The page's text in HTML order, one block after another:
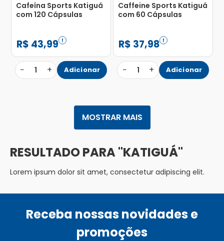
Cafeína Sports Katiguá
com 120 Cápsulas
R$ 43,99
− 1 + Adicionar
Caffeine Sports Katiguá
com 60 Cápsulas
R$ 37,98
− 1 + Adicionar
MOSTRAR MAIS
KATIGUÁ
Lorem ipsum dolor sit amet, consectetur adipiscing elit.
Receba nossas novidades e
promoções